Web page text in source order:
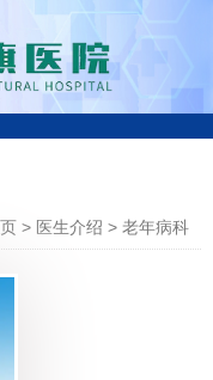
> 医生介绍 > 老年病科